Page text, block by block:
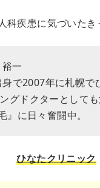
疾患に気づいたき
一
で2007年に札幌で
グドクターとしても
に日々奮闘中。
ひなたクリニック